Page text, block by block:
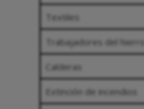
Textiles
Trabajadores del hierro
Calderas
Extinción de incendios